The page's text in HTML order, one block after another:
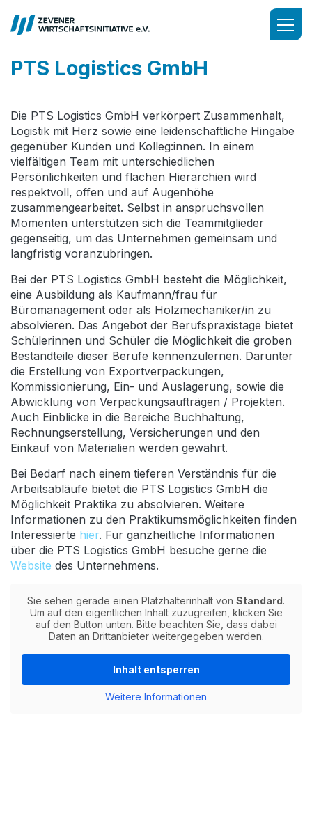
PTS Logistics GmbH
Die PTS Logistics GmbH verkörpert Zusammenhalt,
Logistik mit Herz sowie eine leidenschaftliche Hingabe
gegenüber Kunden und Kolleg:innen. In einem
vielfältigen Team mit unterschiedlichen
Persönlichkeiten und flachen Hierarchien wird
respektvoll, offen und auf Augenhöhe
zusammengearbeitet. Selbst in anspruchsvollen
Momenten unterstützen sich die Teammitglieder
gegenseitig, um das Unternehmen gemeinsam und
langfristig voranzubringen.
Bei der PTS Logistics GmbH besteht die Möglichkeit,
eine Ausbildung als Kaufmann/frau für
Büromanagement oder als Holzmechaniker/in zu
absolvieren. Das Angebot der Berufspraxistage bietet
Schülerinnen und Schüler die Möglichkeit die groben
Bestandteile dieser Berufe kennenzulernen. Darunter
die Erstellung von Exportverpackungen,
Kommissionierung, Ein- und Auslagerung, sowie die
Abwicklung von Verpackungsaufträgen / Projekten.
Auch Einblicke in die Bereiche Buchhaltung,
Rechnungserstellung, Versicherungen und den
Einkauf von Materialien werden gewährt.
Bei Bedarf nach einem tieferen Verständnis für die
Arbeitsabläufe bietet die PTS Logistics GmbH die
Möglichkeit Praktika zu absolvieren. Weitere
Informationen zu den Praktikumsmöglichkeiten finden
Interessierte hier. Für ganzheitliche Informationen
über die PTS Logistics GmbH besuche gerne die
Website des Unternehmens.
Sie sehen gerade einen Platzhalterinhalt von Standard.
Um auf den eigentlichen Inhalt zuzugreifen, klicken Sie
auf den Button unten. Bitte beachten Sie, dass dabei
Daten an Drittanbieter weitergegeben werden.
Inhalt entsperren
Weitere Informationen